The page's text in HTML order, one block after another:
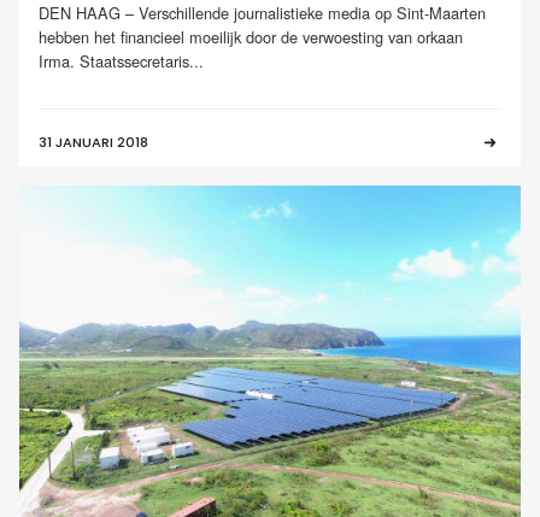
DEN HAAG – Verschillende journalistieke media op Sint-Maarten
hebben het financieel moeilijk door de verwoesting van orkaan
Irma. Staatssecretaris...
31 JANUARI 2018